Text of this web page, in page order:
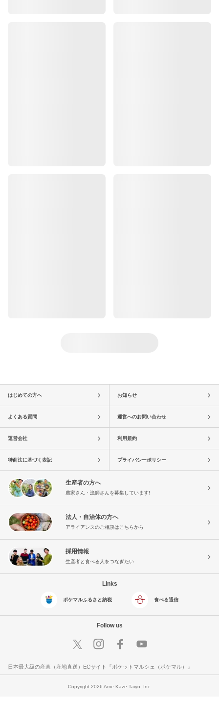
はじめての方へ お知らせ
よくある質問 運営へのお問い合わせ
運営会社 利用規約
特商法に基づく表記 プライバシーポリシー
生産者の方へ
農家さん・漁師さんを募集しています!
法人・自治体の方へ
アライアンスのご相談はこちらから
採用情報
生産者と食べる人をつなぎたい
Links
ポケマルふるさと納税 食べる通信
Follow us
日本最大級の産直（産地直送）ECサイト『ポケットマルシェ（ポケマル）』
Copyright 2026 Ame Kaze Taiyo, Inc.